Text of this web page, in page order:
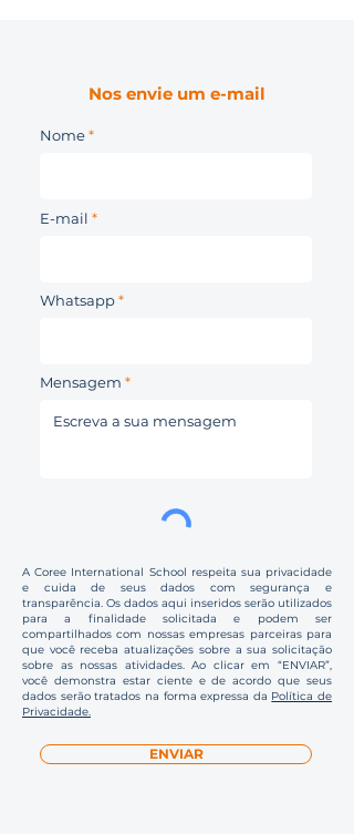
Nos envie um e-mail
Nome
E-mail
Whatsapp
Mensagem
A Coree International School respeita sua privacidade
e cuida de seus dados com segurança e
transparência. Os dados aqui inseridos serão utilizados
para a finalidade solicitada e podem ser
compartilhados com nossas empresas parceiras para
que você receba atualizações sobre a sua solicitação
sobre as nossas atividades. Ao clicar em “ENVIAR”,
você demonstra estar ciente e de acordo que seus
dados serão tratados na forma expressa da Política de
Privacidade.
ENVIAR